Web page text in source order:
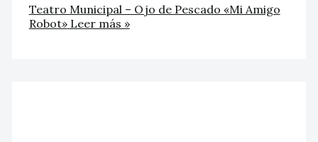
Teatro Municipal – Ojo de Pescado «Mi Amigo
Robot»Leer más »